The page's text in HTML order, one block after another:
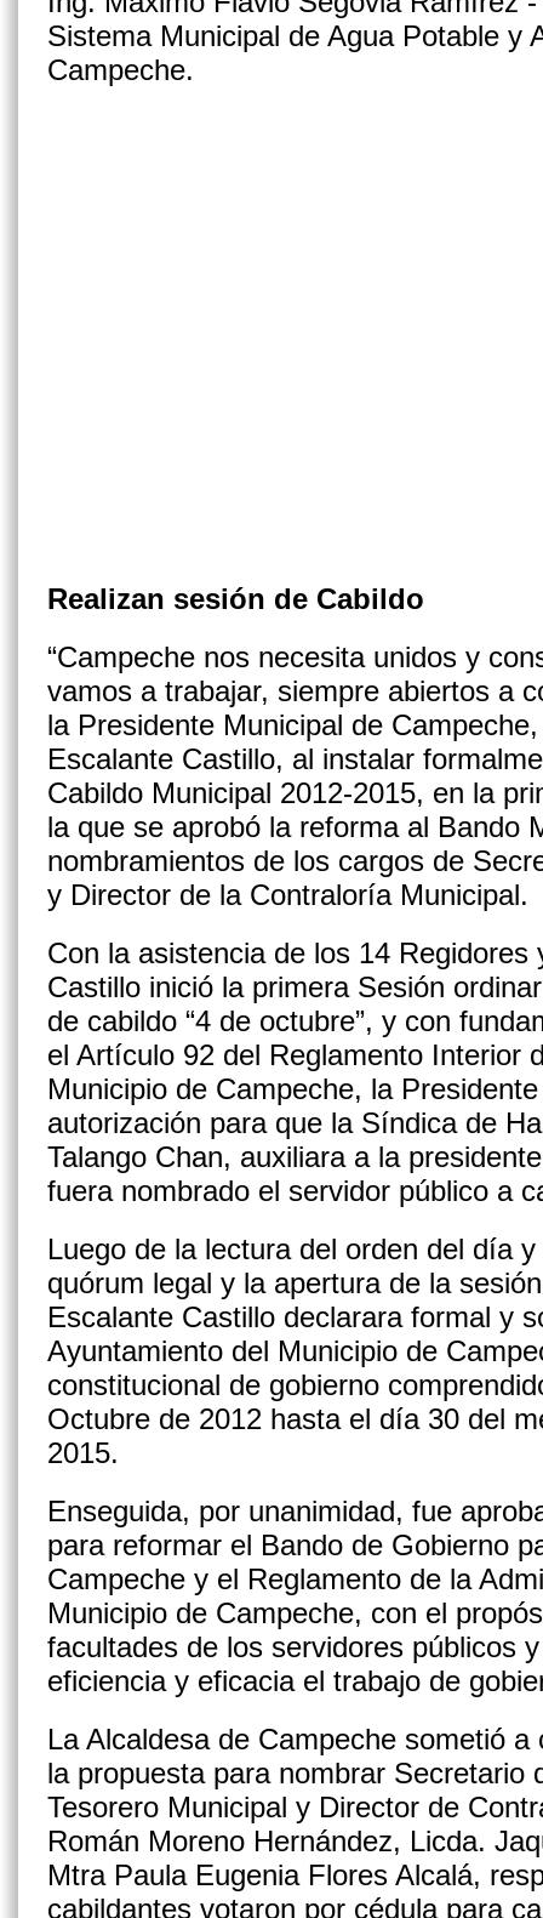
Sistema Municipal de Agua Potable y
Campeche.
Realizan sesión de Cabildo
“Campeche nos necesita unidos y
vamos a trabajar, siempre abiertos a
la Presidente Municipal de
Escalante Castillo, al instalar
Cabildo Municipal 2012-2015, en la
la que se aprobó la reforma al Bando
nombramientos de los cargos de
y Director de la Contraloría Municipal.
Con la asistencia de los 14
Castillo inició la primera Sesión
de cabildo “4 de octubre”, y con
el Artículo 92 del Reglamento Interior
Municipio de Campeche, la
autorización para que la Síndica de
Talango Chan, auxiliara a la
fuera nombrado el servidor público a
Luego de la lectura del orden del día
quórum legal y la apertura de la
Escalante Castillo declarara formal y
Ayuntamiento del Municipio de
constitucional de gobierno
Octubre de 2012 hasta el día 30 del
2015.
Enseguida, por unanimidad, fue
para reformar el Bando de Gobierno
Campeche y el Reglamento de la
Municipio de Campeche, con el
facultades de los servidores públicos
eficiencia y eficacia el trabajo de
La Alcaldesa de Campeche sometió
la propuesta para nombrar Secretario
Tesorero Municipal y Director de
Román Moreno Hernández, Licda.
Mtra Paula Eugenia Flores Alcalá,
cabildantes votaron por cédula para